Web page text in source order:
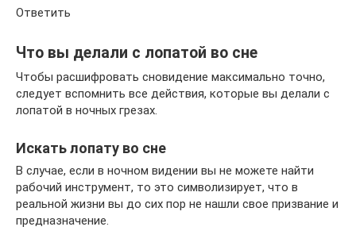
Ответить
Что вы делали с лопатой во сне
Чтобы расшифровать сновидение максимально точно,
следует вспомнить все действия, которые вы делали с
лопатой в ночных грезах.
Искать лопату во сне
В случае, если в ночном видении вы не можете найти
рабочий инструмент, то это символизирует, что в
реальной жизни вы до сих пор не нашли свое призвание и
предназначение.